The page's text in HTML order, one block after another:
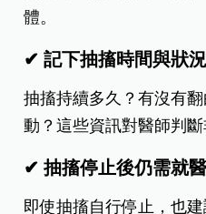
體。
✔ 記下抽搐時間與狀況
抽搐持續多久？有沒有
動？這些資訊對醫師判斷
✔ 抽搐停止後仍需就醫
即使抽搐自行停止，也